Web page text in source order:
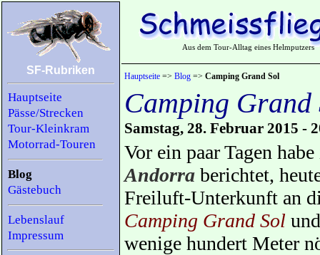
SF-Rubriken
Hauptseite
Pässe/Strecken
Tour-Kleinkram
Motorrad-Touren
Blog
Gästebuch
Lebenslauf
Impressum
Aus dem Tour-Alltag eines Helmputzers
Hauptseite => Blog => Camping Grand Sol
Camping Grand
Samstag, 28. Februar 2015 -
Vor ein paar Tagen
Andorra berichtet,
Freiluft-Unterkunft an
Camping Grand Sol
wenige hundert Meter